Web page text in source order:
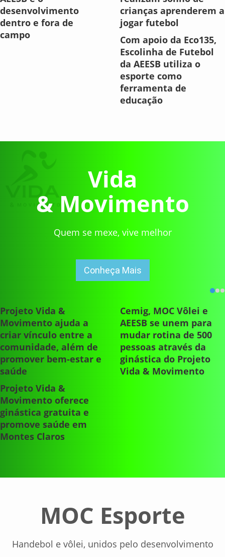
desenvolvimento
dentro e fora de
campo
crianças aprenderem a
jogar futebol
Com apoio da Eco135,
Escolinha de Futebol
da AEESB utiliza o
esporte como
ferramenta de
educação
Vida
& Movimento
Quem se mexe, vive melhor
Conheça Mais
Projeto Vida &
Movimento ajuda a
criar vínculo entre a
comunidade, além de
promover bem-estar e
saúde
Cemig, MOC Vôlei e
AEESB se unem para
mudar rotina de 500
pessoas através da
ginástica do Projeto
Vida & Movimento
Projeto Vida &
Movimento oferece
ginástica gratuita e
promove saúde em
Montes Claros
MOC Esporte
Handebol e vôlei, unidos pelo desenvolvimento